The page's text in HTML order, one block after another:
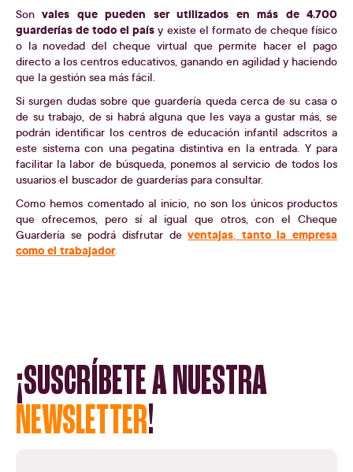
Sonvales que pueden ser utilizados en más de 4.700
guarderías de todo el país y existe el formato de cheque físico
o la novedad del cheque virtual que permite hacer el pago
directo a los centros educativos, ganando en agilidad y haciendo
que la gestión sea más fácil.
Si surgen dudas sobre que guardería queda cerca de su casa o
de su trabajo, de si habrá alguna que les vaya a gustar más, se
podrán identificar los centros de educación infantil adscritos a
este sistema con una pegatina distintiva en la entrada. Y para
facilitar la labor de búsqueda, ponemos al servicio de todos los
usuarios el buscador de guarderías para consultar.
Como hemos comentado al inicio, no son los únicos productos
que ofrecemos, pero sí al igual que otros, con el Cheque
Guardería se podrá disfrutar deventajas, tanto la empresa
como el trabajador.
¡SUSCRÍBETE A NUESTRA
NEWSLETTER!